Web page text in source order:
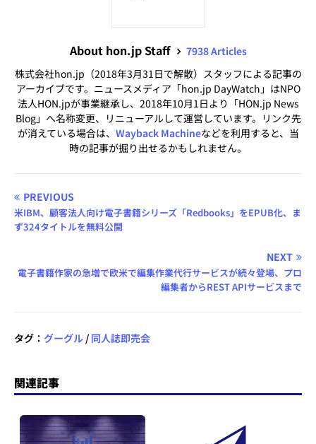
About hon.jp Staff
7938 Articles
株式会社hon.jp（2018年3月31日で解散）スタッフによる記事の
アーカイブです。ニュースメディア「hon.jp DayWatch」はNPO
法人HON.jpが事業継承し、2018年10月1日より「HON.jp News
Blog」へ名称変更、リニューアルして運営しています。リンク先
が消えている場合は、 Wayback Machineなどを利用すると、当
時の記事が掘り出せるかもしれません。
PREVIOUS
米IBM、顧客法人向け電子書籍シリーズ「Redbooks」をEPUB化、ま
ず324タイトルを無料公開
NEXT
電子書籍作家の急増で欧米で編集作業代行サービスが続々登場、プロ
編集者からREST APIサービスまで
タグ： グーグル / 同人誌即売会
関連記事